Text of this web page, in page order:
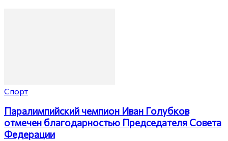
Спорт
Паралимпийский чемпион Иван Голубков
отмечен благодарностью Председателя Совета
Федерации